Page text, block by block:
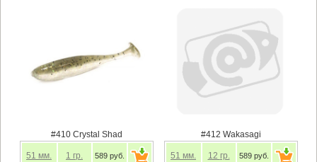
#410 Crystal Shad
51 мм. 1 гр. 589 руб.
#412 Wakasagi
51 мм. 12 гр. 589 руб.